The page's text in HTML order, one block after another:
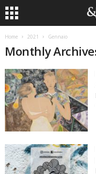
Home 2021 Gennaio
Monthly